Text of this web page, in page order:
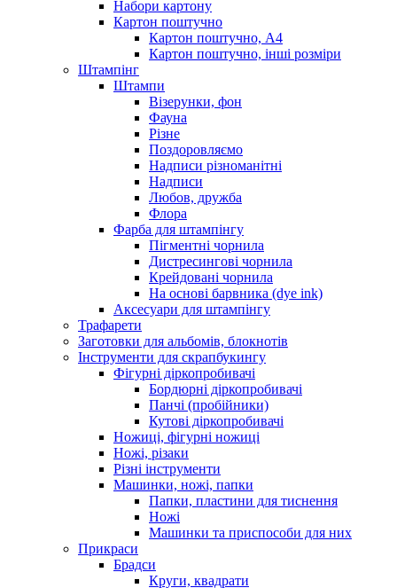
Набори картону
Картон поштучно
Картон поштучно, А4
Картон поштучно, інші розміри
Штампінг
Штампи
Візерунки, фон
Фауна
Різне
Поздоровляємо
Надписи різноманітні
Надписи
Любов, дружба
Флора
Фарба для штампінгу
Пігментні чорнила
Дистресингові чорнила
Крейдовані чорнила
На основі барвника (dye ink)
Аксесуари для штампінгу
Трафарети
Заготовки для альбомів, блокнотів
Інструменти для скрапбукингу
Фігурні діркопробивачі
Бордюрні діркопробивачі
Панчі (пробійники)
Кутові діркопробивачі
Ножиці, фігурні ножиці
Ножі, різаки
Різні інструменти
Машинки, ножі, папки
Папки, пластини для тиснення
Ножі
Машинки та приспособи для них
Прикраси
Брадси
Круги, квадрати